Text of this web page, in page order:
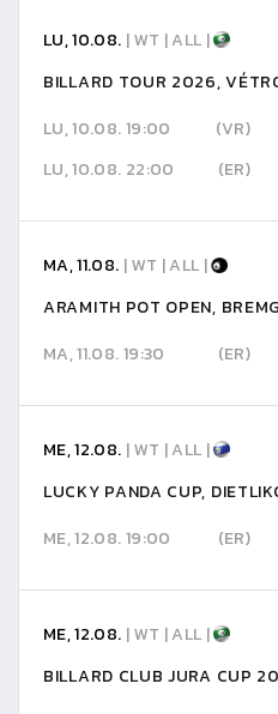
LU, 10.08. | WT | ALL |
BILLARD TOUR 2026,
LU, 10.08. 19:00
(VR)
LU, 10.08. 22:00
(ER)
MA, 11.08. | WT | ALL |
ARAMITH POT OPEN,
MA, 11.08. 19:30
(ER)
ME, 12.08. | WT | ALL |
LUCKY PANDA CUP,
ME, 12.08. 19:00
(ER)
ME, 12.08. | WT | ALL |
BILLARD CLUB JURA CUP